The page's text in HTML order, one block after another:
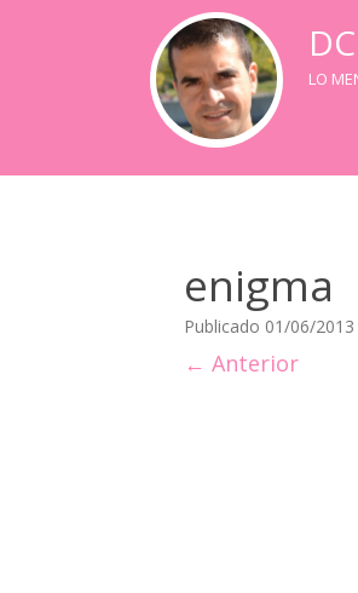
LO
enigma
Publicado 01/06/2013
← Anterior